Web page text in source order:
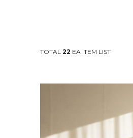
TOTAL22 EA ITEM LIST